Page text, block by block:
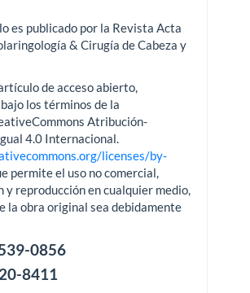
es publicado por la Revista Acta
& Cirugía de Cabeza y
de acceso abierto,
los términos de la
Atribución-
4.0 Internacional.
licenses/by-
permite el uso no comercial,
y reproducción en cualquier medio,
la obra original sea debidamente
0856
8411